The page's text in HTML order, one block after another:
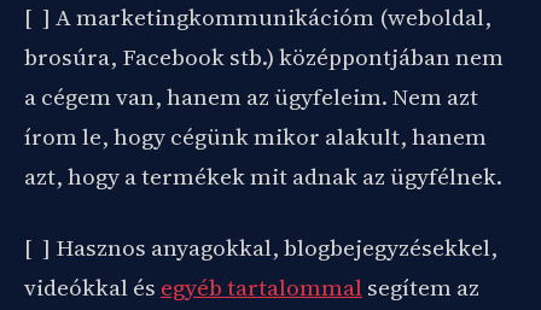
[ ] A marketingkommunikációm (weboldal,
brosúra, Facebook stb.) középpontjában nem
a cégem van, hanem az ügyfeleim. Nem azt
írom le, hogy cégünk mikor alakult, hanem
azt, hogy a termékek mit adnak az ügyfélnek.
[ ] Hasznos anyagokkal, blogbejegyzésekkel,
videókkal és egyéb tartalommalsegítem az